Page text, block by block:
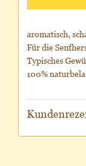
aromatisch,
Für die
Typisches
100%